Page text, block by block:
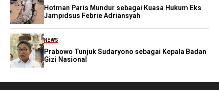
Hotman Paris Mundur sebagai Kuasa Hukum Eks
Jampidsus Febrie Adriansyah
NEWS
Prabowo Tunjuk Sudaryono sebagai Kepala Badan
Gizi Nasional